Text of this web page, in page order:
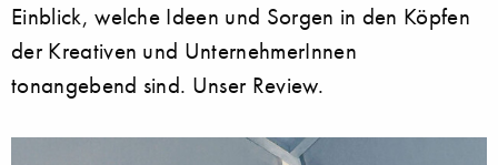
Einblick, welche Ideen und Sorgen in den Köpfen
der Kreativen und UnternehmerInnen
tonangebend sind. Unser Review.